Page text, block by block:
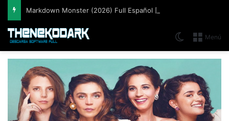
Markdown Monster (2026) Full Español [Mega]
Menú
Switch skin